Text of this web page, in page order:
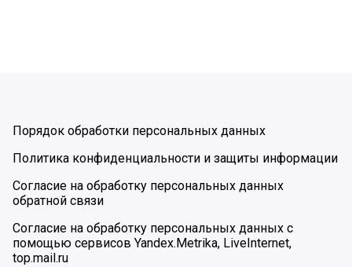
Порядок обработки персональных данных
Политика конфиденциальности и защиты информации
Согласие на обработку персональных данных
обратной связи
Согласие на обработку персональных данных с
помощью сервисов Yandex.Metrika, LiveInternet,
top.mail.ru